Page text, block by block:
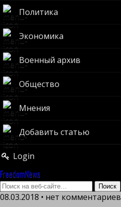
Политика
Экономика
Военный архив
Общество
Мнения
Добавить статью
Login
FreedomNews
08.03.2018 • нет комментариев